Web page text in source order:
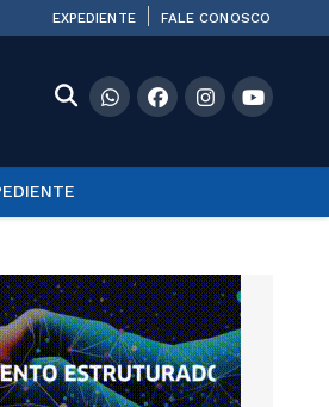
EXPEDIENTE FALE CONOSCO